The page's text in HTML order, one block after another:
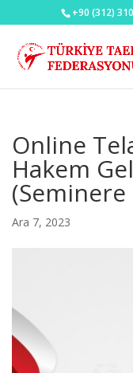
+90 (312)
Online
Hakem
(Seminere
Ara 7, 2023